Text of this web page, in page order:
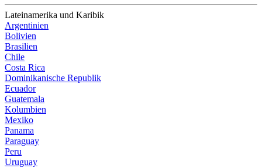
Lateinamerika und Karibik
Argentinien
Bolivien
Brasilien
Chile
Costa Rica
Dominikanische Republik
Ecuador
Guatemala
Kolumbien
Mexiko
Panama
Paraguay
Peru
Uruguay